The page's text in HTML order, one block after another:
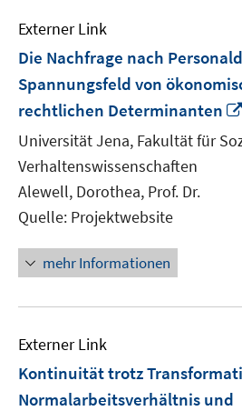
Externer Link
Die Nachfrage nach
Spannungsfeld von
rechtlichen Determinanten
Universität Jena, Fakultät für
Verhaltenswissenschaften
Alewell, Dorothea, Prof. Dr.
Quelle: Projektwebsite
mehr Informationen
Externer Link
Kontinuität trotz
Normalarbeitsverhältnis und